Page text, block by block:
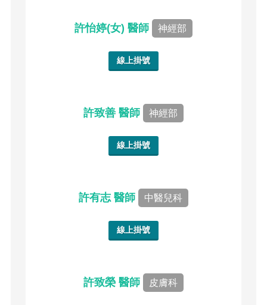
許怡婷(女) 醫師 神經部
線上掛號
許致善 醫師 神經部
線上掛號
許有志 醫師 中醫兒科
線上掛號
許致榮 醫師 皮膚科